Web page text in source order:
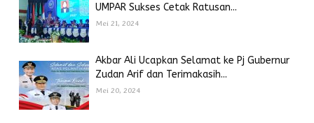
UMPAR Sukses Cetak Ratusan...
Mei 21, 2024
Akbar Ali Ucapkan Selamat ke Pj Gubernur
Zudan Arif dan Terimakasih...
Mei 20, 2024